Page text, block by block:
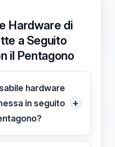
Hardware di
a Seguito
il Pentagono
hardware
in seguito
+
etiche